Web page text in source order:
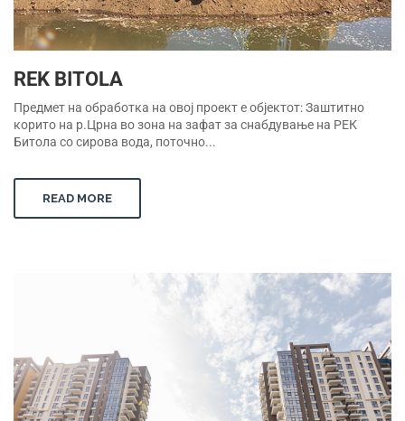
REK BITOLA
Предмет на обработка на овој проект е објектот: Заштитно
корито на р.Црна во зона на зафат за снабдување на РЕК
Битола со сирова вода, поточно...
READ MORE